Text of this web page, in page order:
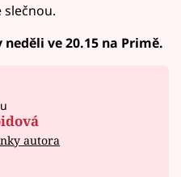
slečnou.
ve 20.15 na Primě.
autora